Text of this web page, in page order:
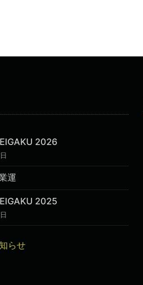
2026
運
2025
らせ